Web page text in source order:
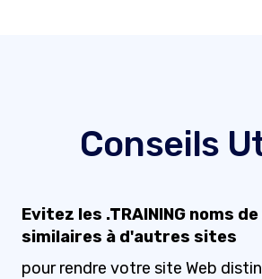
Conseils
Evitez les .TRAINING noms
similaires à d'autres sites
pour rendre votre site Web